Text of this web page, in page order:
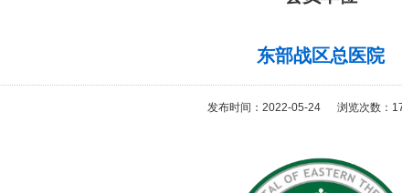
东部战区总医院
发布时间：2022-05-24 浏览次数：